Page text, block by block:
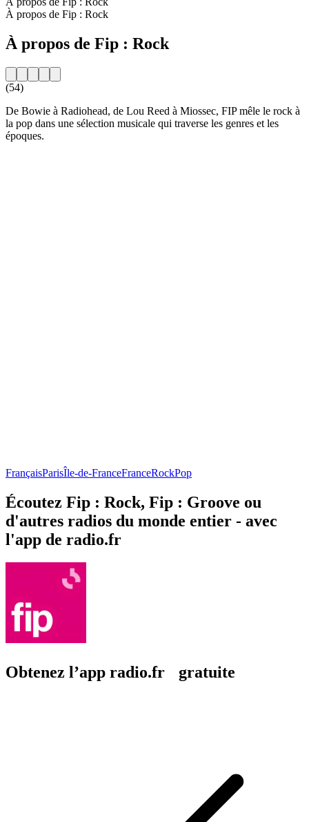
À propos de Fip : Rock
À propos de Fip : Rock
(54)
De Bowie à Radiohead, de Lou Reed à Miossec, FIP mêle le rock à
la pop dans une sélection musicale qui traverse les genres et les
époques.
FrançaisParisÎle-de-FranceFranceRockPop
Écoutez Fip : Rock, Fip : Groove ou
d'autres radios du monde entier - avec
l'app de radio.fr
Obtenez l’app radio.fr gratuite